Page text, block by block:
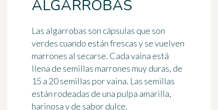
ALGARROBAS
Las algarrobas son cápsulas que son
verdes cuando están frescas y se vuelven
marrones al secarse. Cada vaina está
llena de semillas marrones muy duras, de
15 a 20 semillas por vaina. Las semillas
están rodeadas de una pulpa amarilla,
harinosa y de sabor dulce.